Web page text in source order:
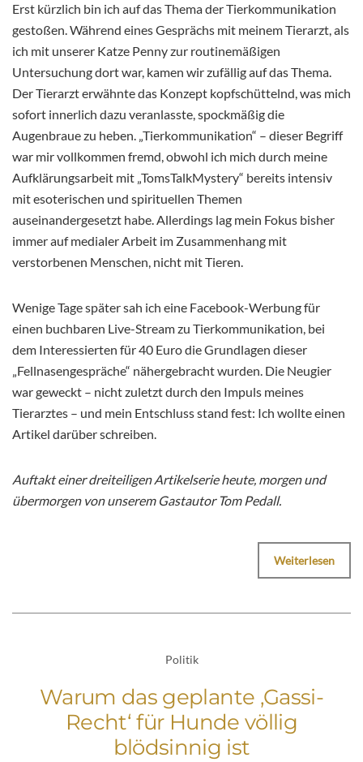
Erst kürzlich bin ich auf das Thema der Tierkommunikation
gestoßen. Während eines Gesprächs mit meinem Tierarzt, als
ich mit unserer Katze Penny zur routinemäßigen
Untersuchung dort war, kamen wir zufällig auf das Thema.
Der Tierarzt erwähnte das Konzept kopfschüttelnd, was mich
sofort innerlich dazu veranlasste, spockmäßig die
Augenbraue zu heben. „Tierkommunikation“ – dieser Begriff
war mir vollkommen fremd, obwohl ich mich durch meine
Aufklärungsarbeit mit „TomsTalkMystery“ bereits intensiv
mit esoterischen und spirituellen Themen
auseinandergesetzt habe. Allerdings lag mein Fokus bisher
immer auf medialer Arbeit im Zusammenhang mit
verstorbenen Menschen, nicht mit Tieren.
Wenige Tage später sah ich eine Facebook-Werbung für
einen buchbaren Live-Stream zu Tierkommunikation, bei
dem Interessierten für 40 Euro die Grundlagen dieser
„Fellnasengespräche“ nähergebracht wurden. Die Neugier
war geweckt – nicht zuletzt durch den Impuls meines
Tierarztes – und mein Entschluss stand fest: Ich wollte einen
Artikel darüber schreiben.
Auftakt einer dreiteiligen Artikelserie heute, morgen und
übermorgen von unserem Gastautor Tom Pedall.
Weiterlesen
Politik
Warum das geplante ‚Gassi-
Recht‘ für Hunde völlig
blödsinnig ist